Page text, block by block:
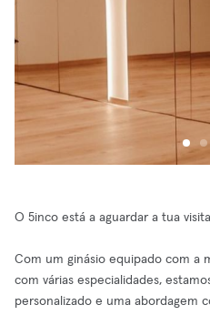
O 5inco está a aguardar a tua
Com um ginásio equipado com a
com várias especialidades,
personalizado e uma abordagem